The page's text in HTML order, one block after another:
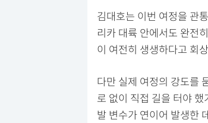
김대호는 이번 여정을 관
리카 대륙 안에서도 완전
이 여전히 생생하다고 회
다만 실제 여정의 강도를
로 없이 직접 길을 터야
발 변수가 연이어 발생한